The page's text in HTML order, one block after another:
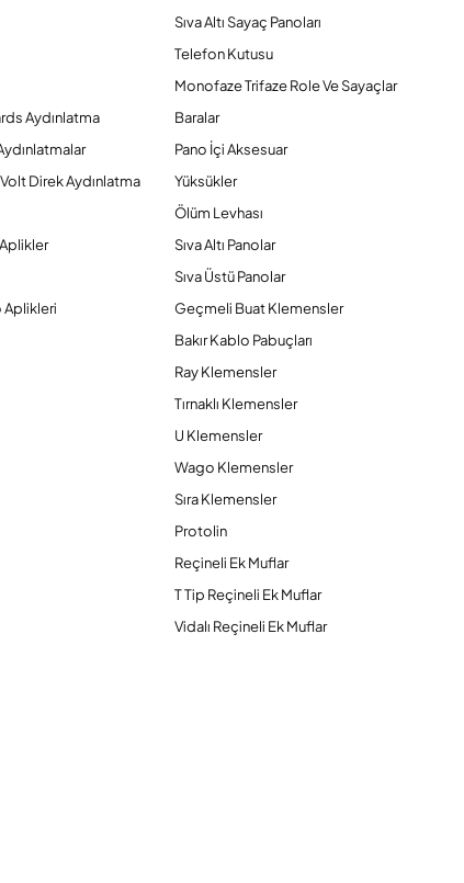
Aydınlatma
Direk Aydınlatma
Aplikleri
Sıva Altı Sayaç Panoları
Telefon Kutusu
Monofaze Trifaze Role Ve Sayaçlar
Baralar
Pano İçi Aksesuar
Yüksükler
Ölüm Levhası
Sıva Altı Panolar
Sıva Üstü Panolar
Geçmeli Buat Klemensler
Bakır Kablo Pabuçları
Ray Klemensler
Tırnaklı Klemensler
U Klemensler
Wago Klemensler
Sıra Klemensler
Protolin
Reçineli Ek Muflar
T Tip Reçineli Ek Muflar
Vidalı Reçineli Ek Muflar